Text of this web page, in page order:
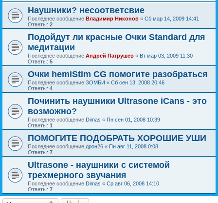
Наушники? несоответсвие
Последнее сообщение Владимир Никонов « Сб мар 14, 2009 14:41
Ответы: 2
Подойдут ли красные Очки Standard для
медитации
Последнее сообщение Андрей Патрушев « Вт мар 03, 2009 11:30
Ответы: 5
Очки hemiStim CG помогите разобраться
Последнее сообщение ЗОМБИ « Сб сен 13, 2008 20:46
Ответы: 4
Починить наушники Ultrasone iCans - это
возможно?
Последнее сообщение Dimas « Пн сен 01, 2008 10:39
Ответы: 1
ПОМОГИТЕ ПОДОБРАТЬ ХОРОШИЕ УШИ
Последнее сообщение дрон26 « Пн авг 11, 2008 0:08
Ответы: 7
Ultrasone - наушники с системой
трехмерного звучания
Последнее сообщение Dimas « Ср авг 06, 2008 14:10
Ответы: 7